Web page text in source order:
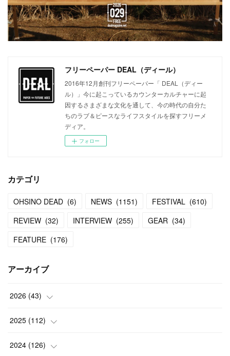
フリーペーパー DEAL（ディール）
2016年12月創刊フリーペーパー「 DEAL（ディー
ル）」今に起こっているカウンターカルチャーに起
因するさまざまな文化を通して、今の時代の自分た
ちのラブ＆ピースなライフスタイルを探すフリーメ
ディア。
フォロー
カテゴリ
OHSINO DEAD (6) NEWS (1151) FESTIVAL (610)
REVIEW (32) INTERVIEW (255) GEAR (34)
FEATURE (176)
アーカイブ
2026 (43)
( 2)
(3)
2025 (112)
(7)
2024 (126)